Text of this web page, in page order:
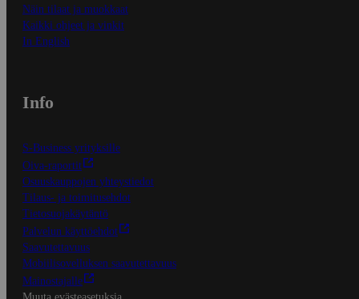
Näin tilaat ja muokkaat
Kaikki ohjeet ja vinkit
In English
Info
S-Business yrityksille
Oiva-raportit
Osuuskauppojen yhteystiedot
Tilaus- ja toimitusehdot
Tietosuojakäytäntö
Palvelun käyttöehdot
Saavutettavuus
Mobiilisovelluksen saavutettavuus
Mainostajalle